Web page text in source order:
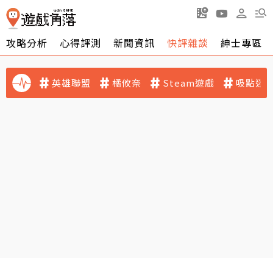
攻略分析 心得評測 新聞資訊 快評雜談 紳士專區
英雄聯盟 橘攸奈 Steam遊戲 吸點迷